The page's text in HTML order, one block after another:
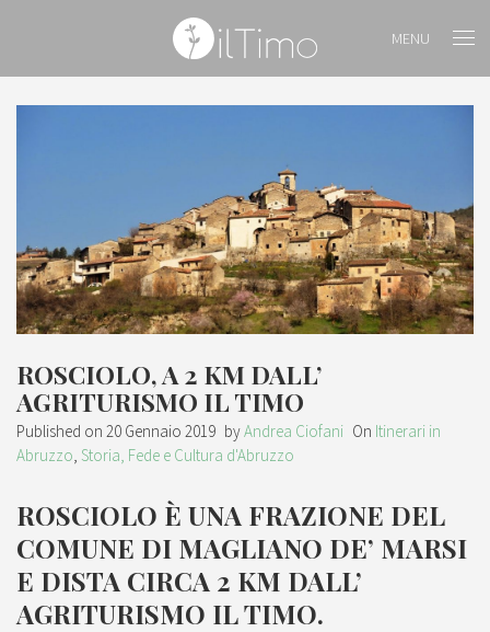
MENU
ROSCIOLO, A 2 KM DALL’
AGRITURISMO IL TIMO
Published on 20 Gennaio 2019 byAndrea Ciofani On Itinerari in
Abruzzo, Storia, Fede e Cultura d'Abruzzo
ROSCIOLO È UNA FRAZIONE DEL
COMUNE DI MAGLIANO DE’ MARSI
E DISTA CIRCA 2 KM DALL’
AGRITURISMO IL TIMO.